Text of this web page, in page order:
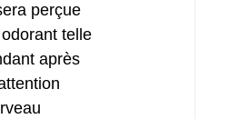
perçue
telle
après